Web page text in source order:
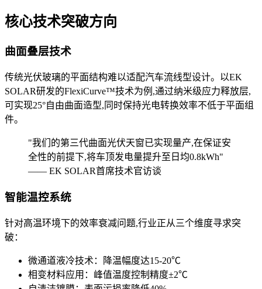
核心技术突破方向
曲面叠层技术
传统光伏玻璃的平面结构难以适配汽车流线型设计。以EK
SOLAR研发的FlexiCurve™技术为例,通过纳米级应力释放层,
可实现25°自由曲面造型,同时保持光电转换效率不低于平面组
件。
"我们的第三代曲面光伏天窗已实现量产,在保证安
全性的前提下,将车顶发电量提升至日均0.8kWh"
—— EK SOLAR首席技术官访谈
智能温控系统
针对高温环境下的效率衰减问题,行业正从三个维度寻求突
破：
微通道液冷技术：降温幅度达15-20℃
相变材料应用：峰值温度控制精度±2℃